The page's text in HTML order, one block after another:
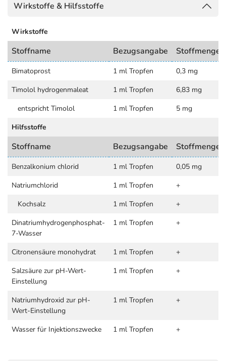
Wirkstoffe & Hilfsstoffe
Wirkstoffe
Stoffname Bezugsangabe Stoffmenge
Bimatoprost 1 ml Tropfen
0,3 mg
Timolol hydrogenmaleat
1 ml Tropfen
6,83 mg
entspricht Timolol
1 ml Tropfen
5 mg
Hilfsstoffe
Stoffname Bezugsangabe Stoffmenge
Benzalkonium chlorid 1 ml Tropfen
0,05 mg
Natriumchlorid
1 ml Tropfen
+
Kochsalz
1 ml Tropfen
+
Dinatriumhydrogenphosphat-
7-Wasser
1 ml Tropfen +
Citronensäure monohydrat 1 ml Tropfen
+
Salzsäure zur pH-Wert-
Einstellung
1 ml Tropfen +
Natriumhydroxid zur pH-
Wert-Einstellung
1 ml Tropfen +
Wasser für Injektionszwecke 1 ml Tropfen +